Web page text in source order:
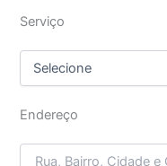
Serviço
Endereço